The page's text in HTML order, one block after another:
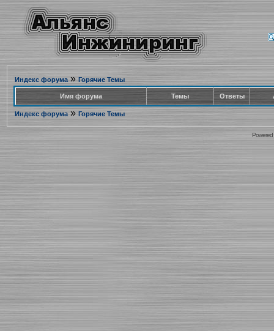
Индекс форума» Горячие Темы
Имя форума Темы Ответы
Индекс форума» Горячие Темы